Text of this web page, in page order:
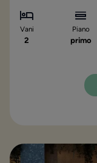
Vani
2
Piano
primo